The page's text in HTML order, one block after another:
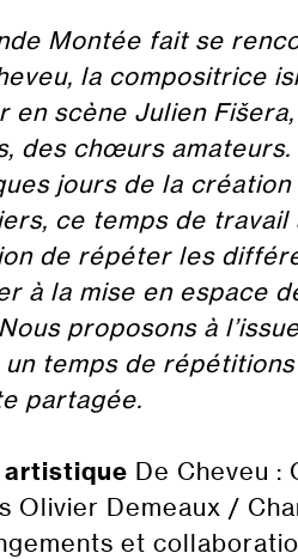
Montée fait se
la compositrice
en scène Julien
des chœurs amateurs.
jours de la
ce temps de
de répéter les
à la mise en espace
proposons à
temps de
partagée.
artistique De Cheveu :
Olivier Demeaux /
et